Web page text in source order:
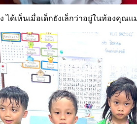
ได้เห็นเมื่อเด็กยังเล็กว่าอยู่ในท้องคุณ